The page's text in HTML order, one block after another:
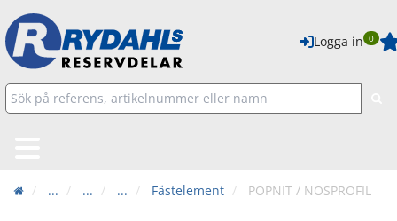
Logga in 0
... ... ... Fästelement POPNIT / NOSPROFIL